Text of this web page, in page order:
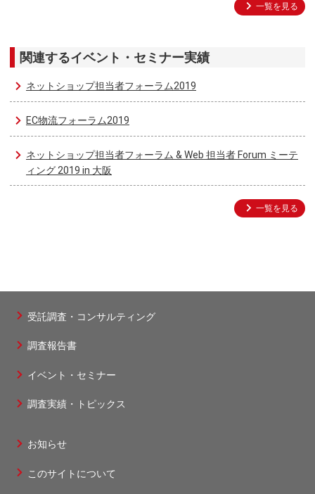
一覧を見る
関連するイベント・セミナー実績
ネットショップ担当者フォーラム2019
EC物流フォーラム2019
ネットショップ担当者フォーラム & Web 担当者 Forum ミーテ
ィング 2019 in 大阪
一覧を見る
ッ
タ
1
受託調査・コンサルティング
調査報告書
イベント・セミナー
調査実績・トピックス
ッ
お知らせ
このサイトについて